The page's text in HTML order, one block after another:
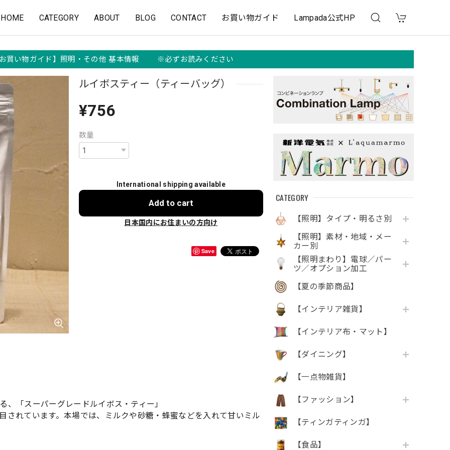
HOME CATEGORY ABOUT BLOG CONTACT お買い物ガイド Lampada公式HP
買い物ガイド】照明・その他 基本情報 ※必ずお読みください
CATEGORY
【照明】タイプ・明るさ別
【照明】素材・地域・メー
カー別
【照明まわり】電球／パー
ツ／オプション加工
【夏の季節商品】
【インテリア雑貨】
【インテリア布・マット】
【ダイニング】
【一点物雑貨】
【ファッション】
【ティンガティンガ】
【食品】
ルイボスティー（ティーバッグ）
¥756
数量
International shipping available
Add to cart
日本国内にお住まいの方向け
Save
「スーパーグレードルイボス・ティー」
されています。本場では、ミルクや砂糖・蜂蜜などを入れて甘いミル